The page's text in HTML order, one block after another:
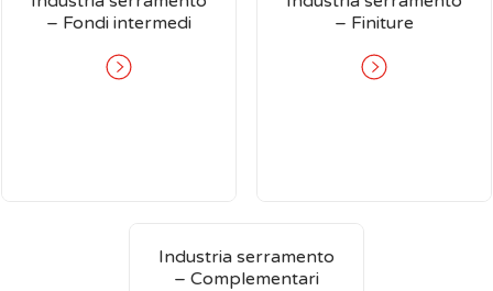
– Fondi intermedi
– Finiture
Industria serramento
– Complementari